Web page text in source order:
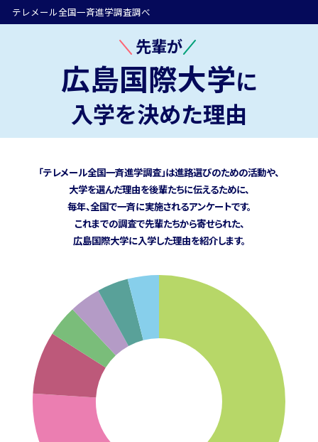
テレメール全国一斉進学調査調べ
先輩が
広島国際大学に
入学を決めた理由
「テレメール全国一斉進学調査」は進路選びのための活動や、
大学を選んだ理由を後輩たちに伝えるために、
毎年、全国で一斉に実施されるアンケートです。
これまでの調査で先輩たちから寄せられた、
広島国際大学に入学した理由を紹介します。